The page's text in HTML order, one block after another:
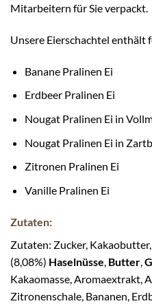
Mitarbeitern für Sie verpackt.
Unsere Eierschachtel enthält
Banane Pralinen Ei
Erdbeer Pralinen Ei
Nougat Pralinen Ei in
Nougat Pralinen Ei in
Zitronen Pralinen Ei
Vanille Pralinen Ei
Zutaten:
Zutaten: Zucker, Kakaobutter,
(8,08%) Haselnüsse Butter
Kakaomasse, Aromaextrakt,
Zitronenschale, Bananen,